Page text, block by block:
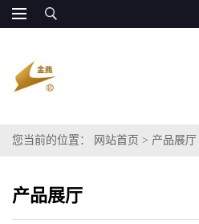
您当前的位置： 网站首页 > 产品展厅
产品展厅